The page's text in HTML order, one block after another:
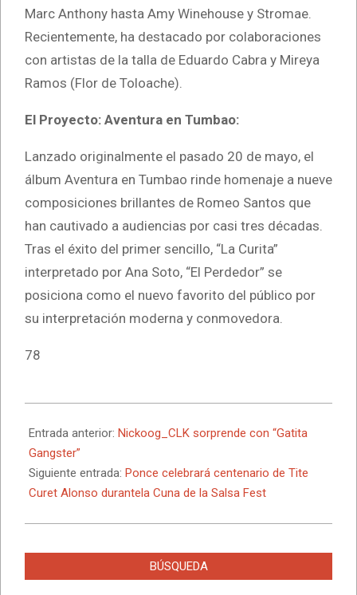
Marc Anthony hasta Amy Winehouse y Stromae.
Recientemente, ha destacado por colaboraciones
con artistas de la talla de Eduardo Cabra y Mireya
Ramos (Flor de Toloache).
El Proyecto: Aventura en Tumbao:
Lanzado originalmente el pasado 20 de mayo, el
álbum Aventura en Tumbao rinde homenaje a nueve
composiciones brillantes de Romeo Santos que
han cautivado a audiencias por casi tres décadas.
Tras el éxito del primer sencillo, “La Curita”
interpretado por Ana Soto, “El Perdedor” se
posiciona como el nuevo favorito del público por
su interpretación moderna y conmovedora.
78
07-
08
Entrada anterior: Nickoog_CLK sorprende con “Gatita
Gangster”
Siguiente entrada: Ponce celebrará centenario de Tite
Curet Alonso durantela Cuna de la Salsa Fest
BÚSQUEDA